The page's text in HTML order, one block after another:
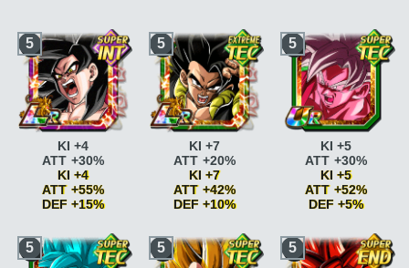
5
Super Saiyan
ATT
+10%
Super SaiyanATT
KI +4
ATT +30%
KI +4
ATT +55%
DEF +15%
5
Kamehameha
ATT
+5% si ATT SP
KamehamehaATT
KI +7
ATT +20%
KI +7
ATT +42%
DEF +10%
5
Super Saiyan
ATT
+10%
Super SaiyanATT
KI +5
ATT +30%
KI +5
ATT +52%
DEF +5%
5 5 5